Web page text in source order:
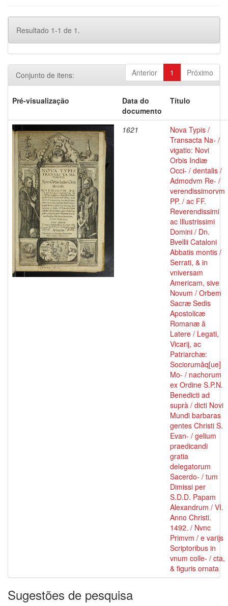
Resultado 1-1 de 1.
Anterior 1 Próximo
Conjunto de itens:
Pré-visualização
Data do
documento
Título
1621
Nova Typis /
Transacta Na- /
vigatio: Novi
Orbis Indiæ
Occi- / dentalis /
Admodvm Re- /
verendissimorvm
PP. / ac FF.
Reverendissimi
ac Illustrissimi
Domini / Dn.
Bvellii Cataloni
Abbatis montis /
Serrati, & in
vniversam
Americam, sive
Novum / Orbem
Sacræ Sedis
Apostolicæ
Romanæ â
Latere / Legati,
Vicarij, ac
Patriarchæ:
Sociorumâq[ue]
Mo- / nachorum
ex Ordine S.P.N.
Benedicti ad
suprà / dicti Novi
Mundi barbaras
gentes Christi S.
Evan- / gelium
praedicandi
gratia
delegatorum
Sacerdo- / tum
Dimissi per
S.D.D. Papam
Alexandrum / VI.
Anno Christi.
1492. / Nvnc
Primvm / e varijs
Scriptoribus in
vnum colle- / cta,
& figuris ornata
Sugestões de pesquisa